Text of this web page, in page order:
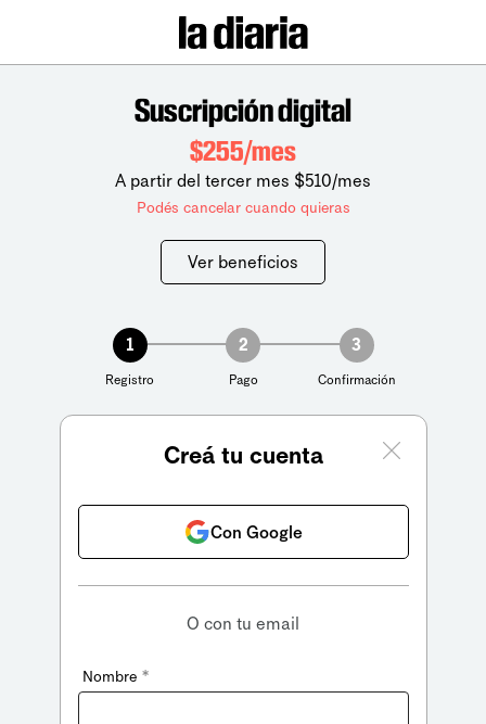
Suscripción digital
$255/mes
A partir del tercer mes $510/mes
Podés cancelar cuando quieras
Ver beneficios
1
Registro
2
Pago
3
Confirmación
Creá tu cuenta
Con Google
O con tu email
Nombre *